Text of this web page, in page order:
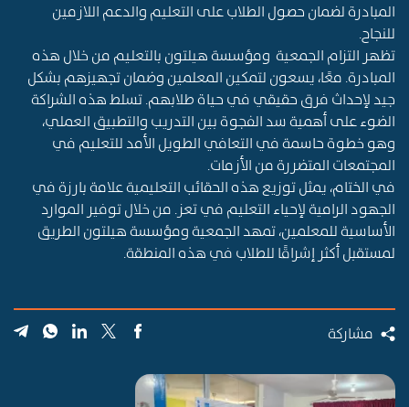
المبادرة لضمان حصول الطلاب على التعليم والدعم اللازمين
للنجاح.
تظهر التزام الجمعية ومؤسسة هيلتون بالتعليم من خلال هذه
المبادرة. معًا، يسعون لتمكين المعلمين وضمان تجهيزهم بشكل
جيد لإحداث فرق حقيقي في حياة طلابهم. تسلط هذه الشراكة
الضوء على أهمية سد الفجوة بين التدريب والتطبيق العملي،
وهو خطوة حاسمة في التعافي الطويل الأمد للتعليم في
المجتمعات المتضررة من الأزمات.
في الختام، يمثل توزيع هذه الحقائب التعليمية علامة بارزة في
الجهود الرامية لإحياء التعليم في تعز. من خلال توفير الموارد
الأساسية للمعلمين، تمهدالجمعيةومؤسسة هيلتون الطريق
لمستقبل أكثر إشراقًا للطلاب في هذه المنطقة.
مشاركة